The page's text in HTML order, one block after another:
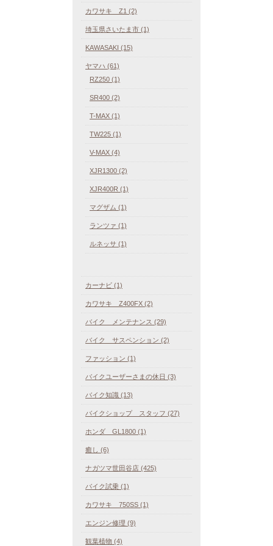
カワサキ Z1 (2)
埼玉県さいたま市 (1)
KAWASAKI (15)
ヤマハ (61)
RZ250 (1)
SR400 (2)
T-MAX (1)
TW225 (1)
V-MAX (4)
XJR1300 (2)
XJR400R (1)
マグザム (1)
ランツァ (1)
ルネッサ (1)
カーナビ (1)
カワサキ Z400FX (2)
バイク メンテナンス (29)
バイク サスペンション (2)
ファッション (1)
バイクユーザーさまの休日 (3)
バイク知識 (13)
バイクショップ スタッフ (27)
ホンダ GL1800 (1)
癒し (6)
ナガツマ世田谷店 (425)
バイク試乗 (1)
カワサキ 750SS (1)
エンジン修理 (9)
観葉植物 (4)